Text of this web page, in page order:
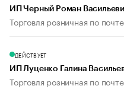
ИП Черный Роман
Торговля розничная по
ДЕЙСТВУЕТ
ИП Луценко Галина
Торговля розничная по